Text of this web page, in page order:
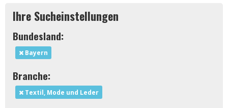
Ihre Sucheinstellungen
Bundesland:
Bayern
Branche:
Textil, Mode und Leder